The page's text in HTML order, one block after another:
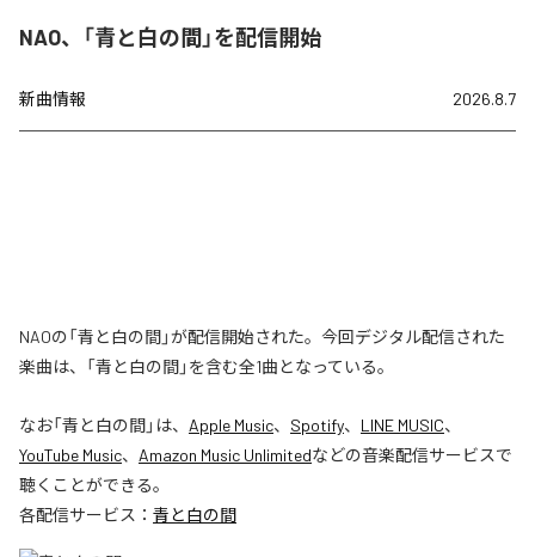
NAO、「青と白の間」を配信開始
新曲情報 2026.8.7
NAOの「青と白の間」が配信開始された。今回デジタル配信された
楽曲は、「青と白の間」を含む全1曲となっている。
なお「青と白の間」は、 Apple Music、 Spotify、 LINE MUSIC、
YouTube Music、 Amazon Music Unlimitedなどの音楽配信サービスで
聴くことができる。
各配信サービス： 青と白の間